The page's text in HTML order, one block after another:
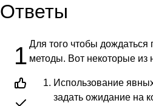
Ответы
1 Для того чтобы
методы. Вот некоторые из
Использование
задать ожидание на